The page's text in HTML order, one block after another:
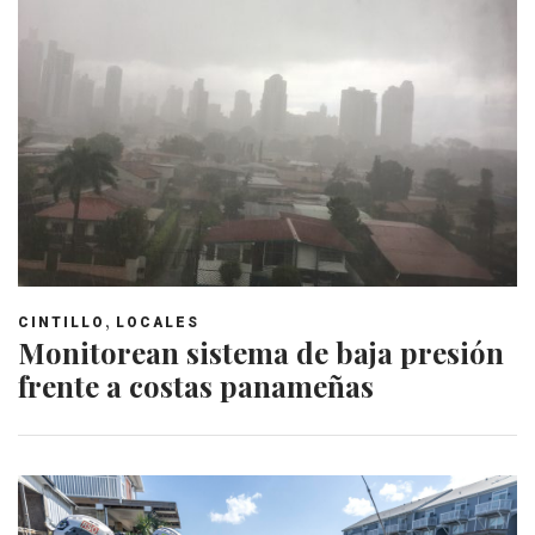
CINTILLO , LOCALES
Monitorean sistema de baja presión
frente a costas panameñas